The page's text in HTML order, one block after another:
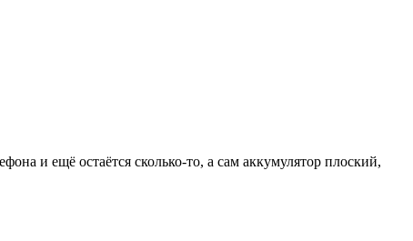
и ещё остаётся сколько-то, а сам аккумулятор плоский,